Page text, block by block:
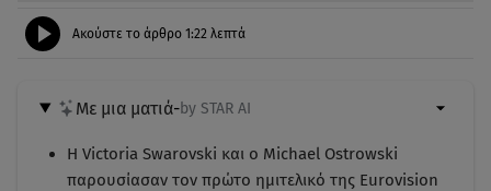
Ακούστε το άρθρο 1:22 λεπτά
Με μια ματιά-by STAR AI
Η Victoria Swarovski και ο Michael Ostrowski
παρουσίασαν τον πρώτο ημιτελικό της Eurovision